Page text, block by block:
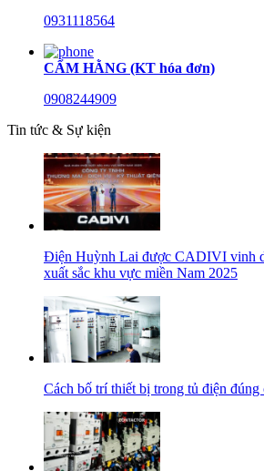
0931118564
CẨM HẰNG (KT hóa đơn)
0908244909
Tin tức & Sự kiện
Điện Huỳnh Lai được CADIVI vinh
xuất sắc khu vực miền Nam 2025
Cách bố trí thiết bị trong tủ điện đúng